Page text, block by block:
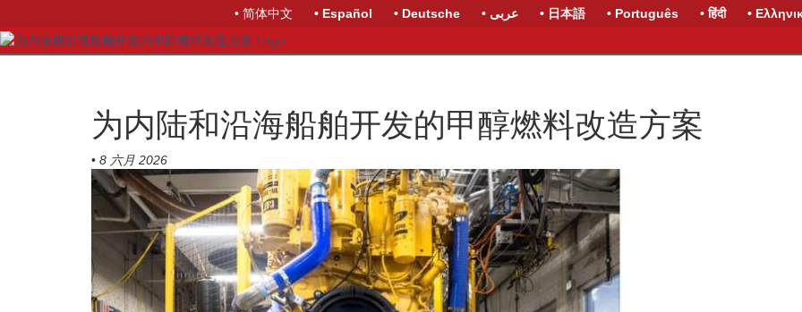
• 简体中文 • Español • Deutsche • عربى • 日本語 • Português • हिंदी •
为内陆和沿海船舶开发的甲醇燃料改造方案
• 8 六月 2026